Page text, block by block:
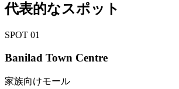
代表的なスポット
SPOT 01
Banilad Town Centre
家族向けモール